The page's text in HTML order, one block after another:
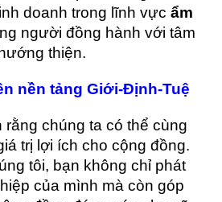
doanh trong lĩnh vực ẩm
người đồng hành với tâm
hướng thiện.
nền tảng Giới-Định-Tuệ
rằng chúng ta có thể cùng
trị lợi ích cho cộng đồng.
tôi, bạn không chỉ phát
của mình mà còn góp